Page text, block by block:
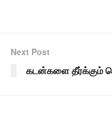
Next Post
கடன்களை தீர்க்கும்